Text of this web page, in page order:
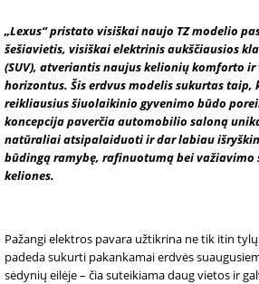
„Lexus“ pristato visiškai naujo TZ modelio
šešiavietis, visiškai elektrinis aukščiausios
(SUV), atveriantis naujus kelionių komforto
horizontus. Šis erdvus modelis sukurtas
reikliausius šiuolaikinio gyvenimo būdo
koncepcija paverčia automobilio saloną
natūraliai atsipalaiduoti ir dar labiau
būdingą ramybę, rafinuotumą bei važiavimo
keliones.
Pažangi elektros pavara užtikrina ne tik itin
padeda sukurti pakankamai erdvės
sėdynių eilėje – čia suteikiama daug vietos ir